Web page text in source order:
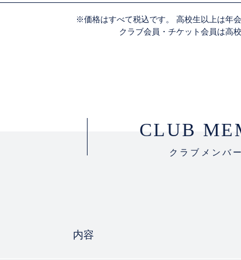
※価格はすべて税込です。
高校生以上は年
クラブ会員・チケット会員は高
CLUB
クラブメンバ
内容